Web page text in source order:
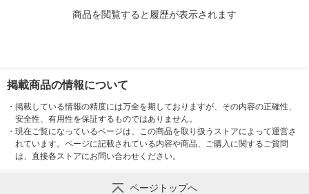
商品を閲覧すると履歴が表示されます
掲載商品の情報について
・ 掲載している情報の精度には万全を期しておりますが、その内容の正確性、
安全性、有用性を保証するものではありません。
・ 現在ご覧になっているページは、この商品を取り扱うストアによって運営さ
れています。ページに記載されている内容や商品、ご購入に関するご質問
は、直接各ストアにお問い合わせください。
ページトップへ